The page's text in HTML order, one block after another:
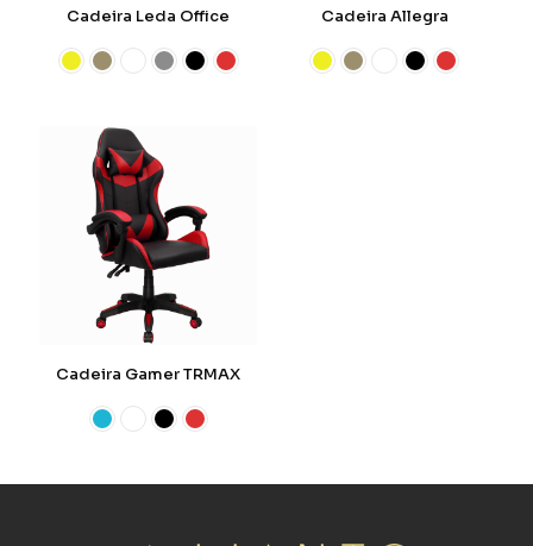
Cadeira Leda Office Cadeira Allegra
Cadeira Gamer TRMAX